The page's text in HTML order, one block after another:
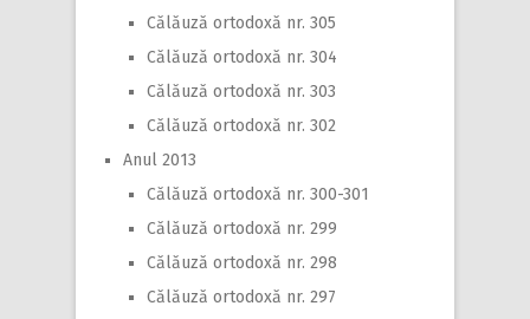
Călăuză ortodoxă nr. 305
Călăuză ortodoxă nr. 304
Călăuză ortodoxă nr. 303
Călăuză ortodoxă nr. 302
Anul 2013
Călăuză ortodoxă nr. 300-301
Călăuză ortodoxă nr. 299
Călăuză ortodoxă nr. 298
Călăuză ortodoxă nr. 297